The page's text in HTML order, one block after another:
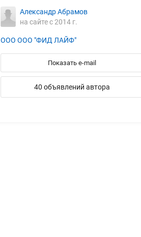
Александр Абрамов
на сайте с 2014 г.
ООО ООО "ФИД ЛАЙФ"
Показать e-mail
40 объявлений автора